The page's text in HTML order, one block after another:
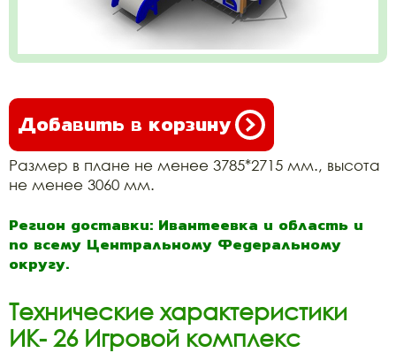
Добавить в корзину
Размер в плане не менее 3785*2715 мм., высота
не менее 3060 мм.
Регион доставки: Ивантеевка и область и
по всему Центральному Федеральному
округу.
Технические характеристики
ИК- 26 Игровой комплекс